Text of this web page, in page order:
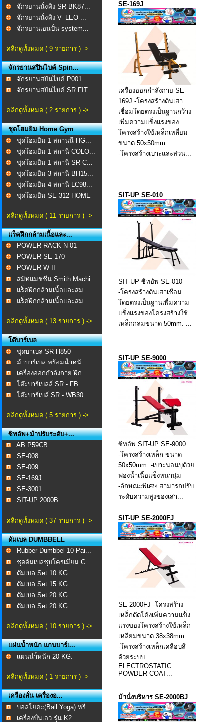
จักรยานนั่งพิง SR-BK87...
จักรยานนั่งพิง V- LEO-...
จักรยานเอนปั่น system...
คลิกดูทั้งหมด ( 9 รายการ ) ->
จักรยานสปินไบค์ Spin...
จักรยานสปินไบค์ P001
จักรยานสปินไบค์ SR FIT...
คลิกดูทั้งหมด ( 2 รายการ ) ->
ชุดโฮมยิม Home Gym
ชุดโฮมยิม 1 สถานนี HG...
ชุดโฮมยิม 1 สถานี COLO...
ชุดโฮมยิม 1 สถานี SR-C...
ชุดโฮมยิม 3 สถานี BH15...
ชุดโฮมยิม 4 สถานี LC98...
ชุดโฮมยิม SE-312 HOME
คลิกดูทั้งหมด ( 11 รายการ ) ->
แร็คฝึกกล้ามเนื้อและ...
POWER RACK N-01
POWER SE-170
POWER W-II
สมิทแมชชีน Smith Machi...
แร็คฝึกกล้ามเนื้อและสม...
แร็คฝึกกล้ามเนื้อและสม...
คลิกดูทั้งหมด ( 13 รายการ ) ->
โต๊บาร์เบล
ชุดบาเบล SR-H850
ม้าบาร์เบล พร้อมน้ำหนั...
เครื่องออกกำลังกาย ฝึก...
โต๊ะบาร์เบลล์ SR - FB ...
โต๊ะบาร์เบล์ SR - WB30...
คลิกดูทั้งหมด ( 5 รายการ ) ->
ซิทอัพ+ม้าปรับระดับ+...
AB P59CB
SE-008 ​
SE-009
SE-169J
SE-3001
SIT-UP 2000B
คลิกดูทั้งหมด ( 37 รายการ ) ->
ดัมเบล DUMBBELL
Rubber Dumbbel 10 Pai...
ชุดดัมเบลชุบโครเมียม C...
ดัมเบล Set 10 KG.
ดัมเบล Set 15 KG.
ดัมเบล Set 20 KG
ดัมเบล Set 20 KG.
คลิกดูทั้งหมด ( 10 รายการ ) ->
แผ่นน้ำหนัก แกนบาร์เ...
เเผ่นนำ้หนัก 20 KG.
คลิกดูทั้งหมด ( 1 รายการ ) ->
เครื่องสั่น เครื่องอ...
บอลโยคะ(Ball Yoga) หรื...
เครื่องปั่นเอว รุ่น K2...
SE-169J
เครื่องออกกำลังกาย SE-
169J -โครงสร้างต้นเสา
เชื่อมโดยตรงเป็นฐานกว้าง
เพื่มความแข็งแรงของ
โครงสร้างใช้เหล็กเหลี่ยม
ขนาด 50x50mm.
-โครงสร้างเบาะและส่วน...
SIT-UP SE-010
SIT-UP ซิทอัพ SE-010
-โครงสร้างต้นเสาเชื่อม
โดยตรงเป็นฐานเพื่มความ
แข็งแรงของโครงสร้างใช้
เหล็กกลมขนาด 50mm. ...
SIT-UP SE-9000
ซิทอัพ SIT-UP SE-9000
-โครงสร้างเหล็ก ขนาด
50x50mm. -เบาะนอนบุด้วย
ฟองน้ำเนื้อแข็งหนานุ่ม
-ลักษณะพิเศษ สามารถปรับ
ระดับความสูงของเสา...
SIT-UP SE-2000FJ
SE-2000FJ -โครงสร้าง
เหล็กดัดโค้งเพิ่มความแข็ง
แรงของโครงสร้างใช้เหล็ก
เหลี่ยมขนาด 38x38mm.
-โครงสร้างเหล็กเคลือบสี
ด้วยระบบ
ELECTROSTATIC
POWDER COAT...
ม้านั่งบริหาร SE-2000BJ